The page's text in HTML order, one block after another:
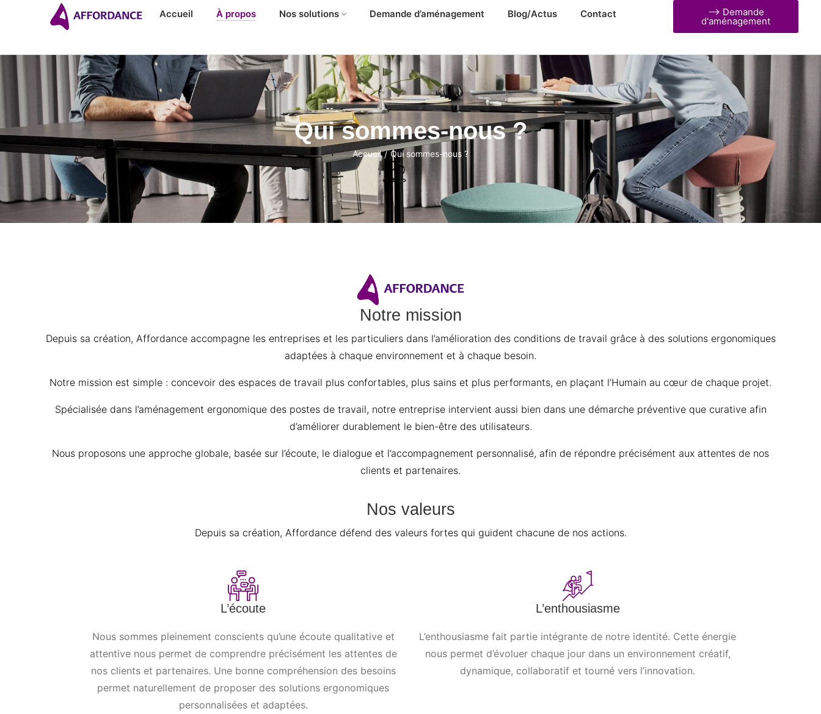
Accueil À propos Nos solutions Demande d’aménagement Blog/Actus Contact ⟶ Demande
d'aménagement
Qui sommes-nous ?
Accueil / Qui sommes-nous ?
Notre mission
Depuis sa création, Affordance accompagne les entreprises et les particuliers dans l’amélioration des conditions de travail grâce à des solutions ergonomiques
adaptées à chaque environnement et à chaque besoin.
Notre mission est simple : concevoir des espaces de travail plus confortables, plus sains et plus performants, en plaçant l’Humain au cœur de chaque projet.
Spécialisée dans l’aménagement ergonomique des postes de travail, notre entreprise intervient aussi bien dans une démarche préventive que curative afin
d’améliorer durablement le bien-être des utilisateurs.
Nous proposons une approche globale, basée sur l’écoute, le dialogue et l’accompagnement personnalisé, afin de répondre précisément aux attentes de nos
clients et partenaires.
Nos valeurs
Depuis sa création, Affordance défend des valeurs fortes qui guident chacune de nos actions.
L’écoute
Nous sommes pleinement conscients qu’une écoute qualitative et
attentive nous permet de comprendre précisément les attentes de
nos clients et partenaires. Une bonne compréhension des besoins
permet naturellement de proposer des solutions ergonomiques
personnalisées et adaptées.
L’enthousiasme
L’enthousiasme fait partie intégrante de notre identité. Cette énergie
nous permet d’évoluer chaque jour dans un environnement créatif,
dynamique, collaboratif et tourné vers l’innovation.